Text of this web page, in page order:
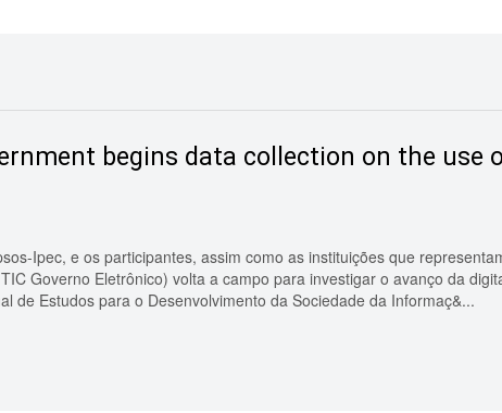
begins data collection on the
Ipec, e os participantes, assim como as instituições que
Governo Eletrônico) volta a campo para investigar o avanço da
de Estudos para o Desenvolvimento da Sociedade da Informaç&...